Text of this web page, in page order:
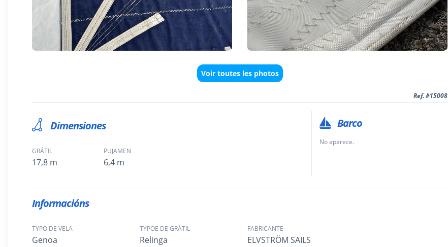
Voir toutes les photos
Ref. #15008
Dimensiones
GRÁTIL
17,8 m
PUJAMEN
6,4 m
Barco
No aparece.
Informacións
TYPO DE VELA
Genoa
TYPOE DE GRÁTIL
Relinga
FABRICANTE
ELVSTRÖM SAILS